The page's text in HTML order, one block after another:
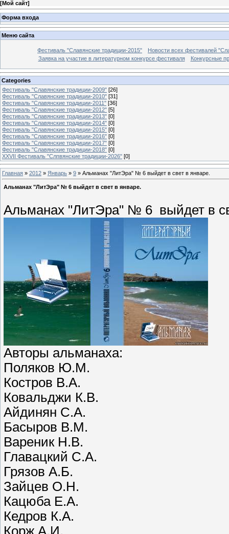
[Мой сайт]
Форма входа
Меню сайта
Фестиваль "Славянские традиции-2015"
Новости всех фестивалей
Заявка на участие в литературном конкурсе фестиваля
Конкурсные
Categories
Фестиваль "Славянские традиции-2009" [26]
Фестиваль "Славянские традиции-2010" [31]
Фестиваль "Славянские традиции-2011" [36]
Фестиваль "Славянские традиции-2012" [5]
Фестиваль "Славянские традиции-2013" [0]
Фестиваль "Славянские традиции-2014" [0]
Фестиваль "Славянские традиции-2015" [0]
Фестиваль "Славянские традиции-2016" [0]
Фестиваль "Славянские традиции-2017" [0]
Фестиваль "Славянские традиции-2018" [0]
XXVII Фестиваль "Слпвянские традиции-2026" [0]
Главная » 2012 » Январь » 9 » Альманах "ЛитЭра" № 6 выйдет в свет в январе.
Альманах "ЛитЭра" № 6 выйдет в свет в январе.
Альманах "ЛитЭра" № 6 выйдет в
Авторы альманаха:
Поляков Ю.М.
Костров В.А.
Ковальджи К.В.
Айдинян С.А.
Басыров В.М.
Вареник Н.В.
Главацкий С.А.
Грязов А.Б.
Зайцев О.Н.
Кацюба Е.А.
Кедров К.А.
Корж А.И.